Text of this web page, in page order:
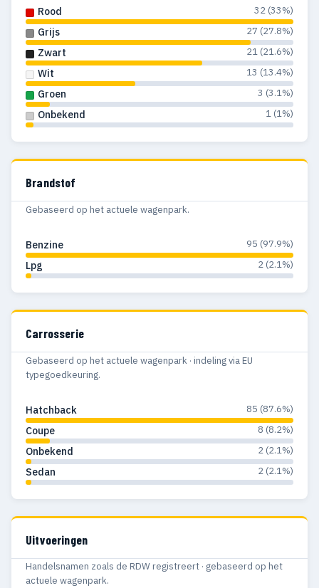
Rood 32 (33%)
Grijs 27 (27.8%)
Zwart 21 (21.6%)
Wit 13 (13.4%)
Groen 3 (3.1%)
Onbekend 1 (1%)
Brandstof
Gebaseerd op het actuele wagenpark.
Benzine 95 (97.9%)
Lpg 2 (2.1%)
Carrosserie
Gebaseerd op het actuele wagenpark · indeling via EU
typegoedkeuring.
Hatchback 85 (87.6%)
Coupe 8 (8.2%)
Onbekend 2 (2.1%)
Sedan 2 (2.1%)
Uitvoeringen
Handelsnamen zoals de RDW registreert · gebaseerd op het
actuele wagenpark.